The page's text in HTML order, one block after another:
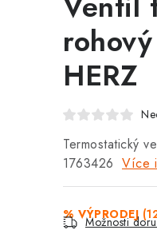
HERZ
Termostatický
1763426 Více
% VÝPRODEJ
Možnosti